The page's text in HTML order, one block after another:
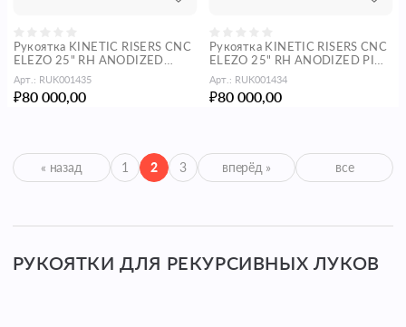
Рукоятка KINETIC RISERS CNC
ELEZO 25" RH ANODIZED
WHITE INCLUDING BLACK
WEIGHT
Арт.: RUK001435
₽80 000,00
Рукоятка KINETIC RISERS CNC
ELEZO 25" RH ANODIZED PINK
INCLUDING BLACK WEIGHT
Арт.: RUK001434
₽80 000,00
« назад 1 2 3 все
вперёд »
РУКОЯТКИ ДЛЯ РЕКУРСИВНЫХ ЛУКОВ